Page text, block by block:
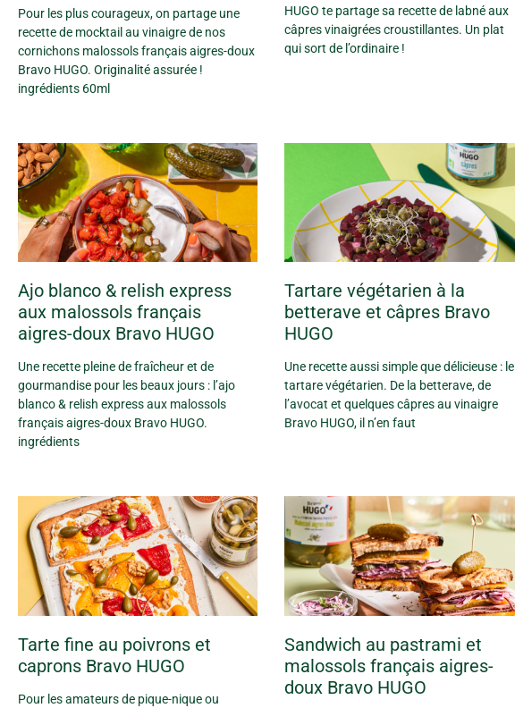
Pour les plus courageux, on partage une
recette de mocktail au vinaigre de nos
cornichons malossols français aigres-doux
Bravo HUGO. Originalité assurée !
ingrédients 60ml
HUGO te partage sa recette de labné aux
câpres vinaigrées croustillantes. Un plat
qui sort de l’ordinaire !
Ajo blanco & relish express
aux malossols français
aigres-doux Bravo HUGO
Une recette pleine de fraîcheur et de
gourmandise pour les beaux jours : l’ajo
blanco & relish express aux malossols
français aigres-doux Bravo HUGO.
ingrédients
Tartare végétarien à la
betterave et câpres Bravo
HUGO
Une recette aussi simple que délicieuse : le
tartare végétarien. De la betterave, de
l’avocat et quelques câpres au vinaigre
Bravo HUGO, il n’en faut
Tarte fine au poivrons et
caprons Bravo HUGO
Pour les amateurs de pique-nique ou
Sandwich au pastrami et
malossols français aigres-
doux Bravo HUGO